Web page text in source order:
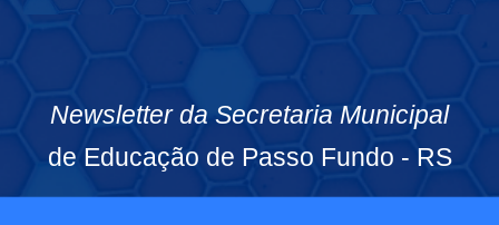
Newsletter da Secretaria Municipal
de Educação de Passo Fundo - RS